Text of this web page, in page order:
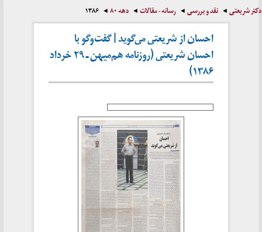
دکتر شریعتی نقد و بررسی رسانه - مقالات دهه ۸۰ ۱۳۸۶
احسان از شریعتی می‌گوید | گفت‌وگو با
احسان شریعتی (روزنامه هم‌میهن ـ ۲۹ خرداد
۱۳۸۶)